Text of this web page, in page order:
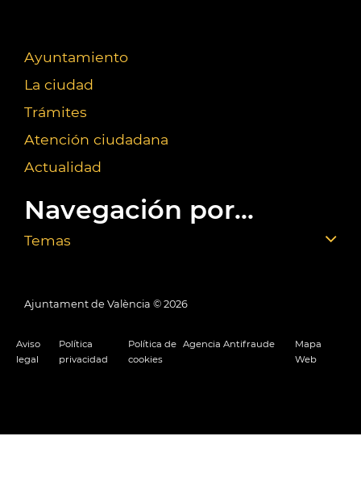
Ayuntamiento
La ciudad
Trámites
Atención ciudadana
Actualidad
Navegación por...
Temas
Ajuntament de València © 2026
Aviso
legal
Política
privacidad
Política de
cookies
Agencia Antifraude
Mapa
Web